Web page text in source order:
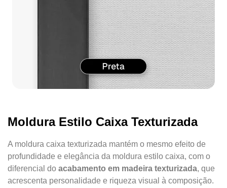
Moldura Estilo Caixa Texturizada
A moldura caixa texturizada mantém o mesmo efeito de
profundidade e elegância da moldura estilo caixa, com o
diferencial do acabamento em madeira texturizada, que
acrescenta personalidade e riqueza visual à composição.